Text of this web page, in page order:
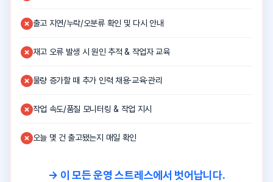
출고 지연/누락/오분류 확인 및 다시 안내
재고 오류 발생 시 원인 추적 & 작업자 교육
물량 증가할 때 추가 인력 채용·교육·관리
작업 속도/품질 모니터링 & 작업 지시
오늘 몇 건 출고됐는지 매일 확인
→ 이 모든 운영 스트레스에서 벗어납니다.